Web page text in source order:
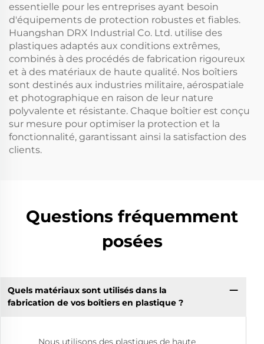
essentielle pour les entreprises ayant besoin
d'équipements de protection robustes et fiables.
Huangshan DRX Industrial Co. Ltd. utilise des
plastiques adaptés aux conditions extrêmes,
combinés à des procédés de fabrication rigoureux
et à des matériaux de haute qualité. Nos boîtiers
sont destinés aux industries militaire, aérospatiale
et photographique en raison de leur nature
polyvalente et résistante. Chaque boîtier est conçu
sur mesure pour optimiser la protection et la
fonctionnalité, garantissant ainsi la satisfaction des
clients.
Questions fréquemment
posées
Quels matériaux sont utilisés dans la
fabrication de vos boîtiers en plastique ?
Nous utilisons des plastiques de haute